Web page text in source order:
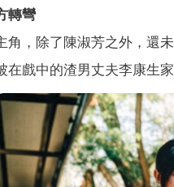
轉彎
角，除了陳淑芳之外，還
在戲中的渣男丈夫李康生